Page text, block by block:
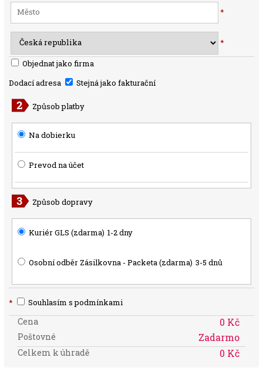
*
*
Objednat jako firma
Dodací adresa
Stejná jako fakturační
Způsob platby
Na dobierku
Prevod na účet
Způsob dopravy
Kuriér GLS (zdarma) 1-2 dny
Osobní odběr Zásilkovna - Packeta (zdarma) 3-5 dnů
* Souhlasím s podmínkami
Cena 0 Kč
Poštovné Zadarmo
Celkem k úhradě 0 Kč